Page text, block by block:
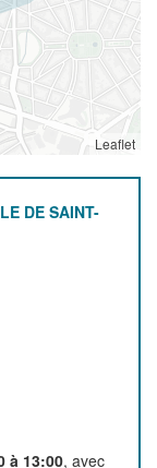
Leaflet
DE SAINT-
à 13:00, avec